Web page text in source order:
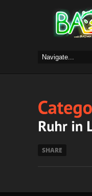
SHARE